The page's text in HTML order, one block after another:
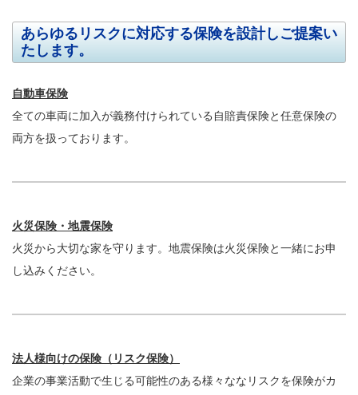
あらゆるリスクに対応する保険を設計しご提案い
たします。
自動車保険
全ての車両に加入が義務付けられている自賠責保険と任意保険の
両方を扱っております。
火災保険・地震保険
火災から大切な家を守ります。地震保険は火災保険と一緒にお申
し込みください。
法人様向けの保険（リスク保険）
企業の事業活動で生じる可能性のある様々ななリスクを保険がカ